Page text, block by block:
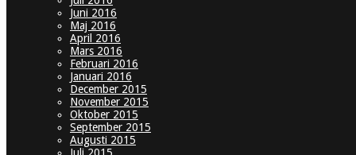
Juni 2016
Maj 2016
April 2016
Mars 2016
Februari 2016
Januari 2016
December 2015
November 2015
Oktober 2015
September 2015
Augusti 2015